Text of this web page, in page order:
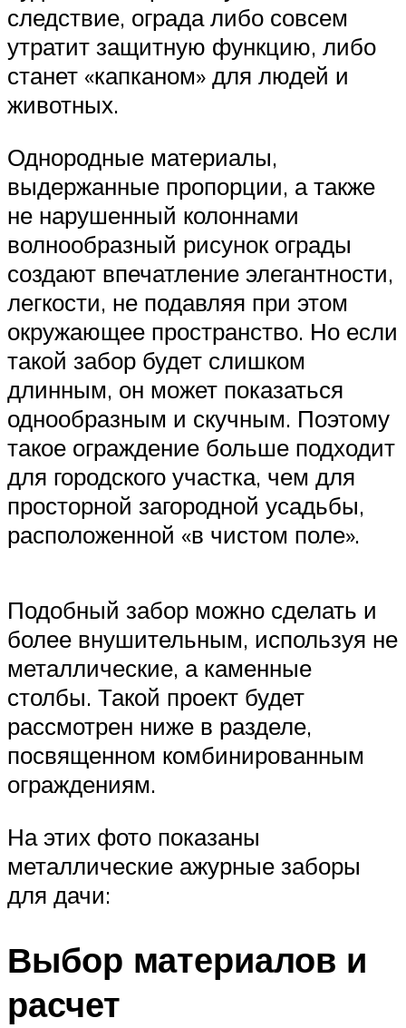
следствие, ограда либо совсем
утратит защитную функцию, либо
станет «капканом» для людей и
животных.
Однородные материалы,
выдержанные пропорции, а также
не нарушенный колоннами
волнообразный рисунок ограды
создают впечатление элегантности,
легкости, не подавляя при этом
окружающее пространство. Но если
такой забор будет слишком
длинным, он может показаться
однообразным и скучным. Поэтому
такое ограждение больше подходит
для городского участка, чем для
просторной загородной усадьбы,
расположенной «в чистом поле».
Подобный забор можно сделать и
более внушительным, используя не
металлические, а каменные
столбы. Такой проект будет
рассмотрен ниже в разделе,
посвященном комбинированным
ограждениям.
На этих фото показаны
металлические ажурные заборы
для дачи:
Выбор материалов и
расчет